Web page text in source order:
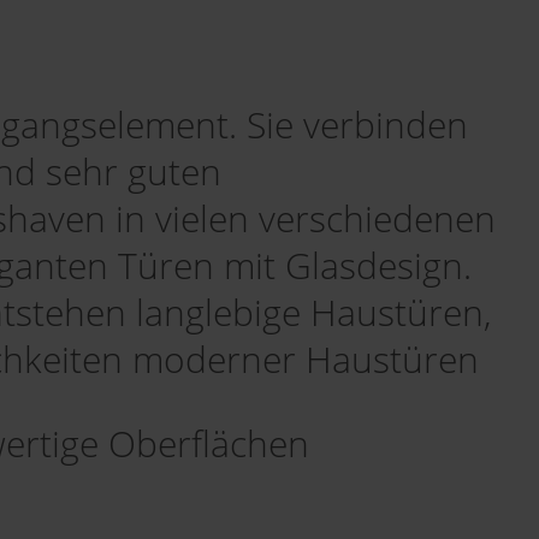
Sie verbinden
sehr guten
in vielen verschiedenen
Türen mit Glasdesign.
langlebige Haustüren,
moderner Haustüren
Oberflächen